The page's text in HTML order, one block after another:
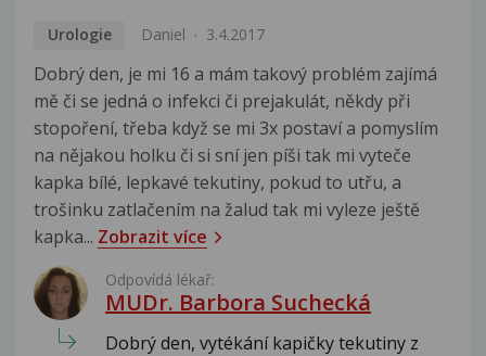
Urologie Daniel 3.4.2017
Dobrý den, je mi 16 a mám takový problém zajímá
mě či se jedná o infekci či prejakulát, někdy při
stopoření, třeba když se mi 3x postaví a pomyslím
na nějakou holku či si sní jen píši tak mi vyteče
kapka bílé, lepkavé tekutiny, pokud to utřu, a
trošinku zatlačením na žalud tak mi vyleze ještě
kapka... Zobrazit více
Odpovídá lékař:
MUDr. Barbora Suchecká
Dobrý den, vytékání kapičky tekutiny z